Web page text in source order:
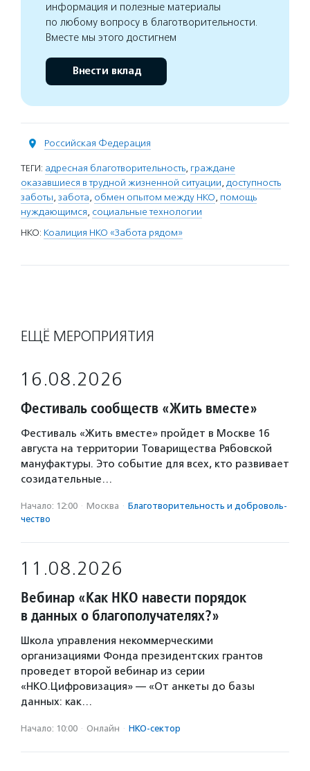
информация и полезные материалы
по любому вопросу в благотворительности.
Вместе мы этого достигнем
Внести вклад
Российская Федерация
ТЕГИ: адресная благотворительность, граждане
оказавшиеся в трудной жизненной ситуации, доступность
заботы, забота, обмен опытом между НКО, помощь
нуждающимся, социальные технологии
НКО: Коалиция НКО «Забота рядом»
ЕЩЁ МЕРОПРИЯТИЯ
16.08.2026
Фестиваль сообществ «Жить вместе»
Фестиваль «Жить вместе» пройдет в Москве 16
августа на территории Товарищества Рябовской
мануфактуры. Это событие для всех, кто развивает
созидательные…
Начало: 12:00 · Москва · Благотвори­тель­ность и доброволь­
чест­во
11.08.2026
Вебинар «Как НКО навести порядок
в данных о благополучателях?»
Школа управления некоммерческими
организациями Фонда президентских грантов
проведет второй вебинар из серии
«НКО.Цифровизация» — «От анкеты до базы
данных: как…
Начало: 10:00 · Онлайн · НКО-сектор